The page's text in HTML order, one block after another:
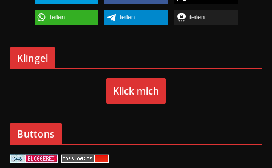
teilen teilen teilen
Klingel
Klick mich
Buttons